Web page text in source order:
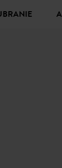
UBRANIE